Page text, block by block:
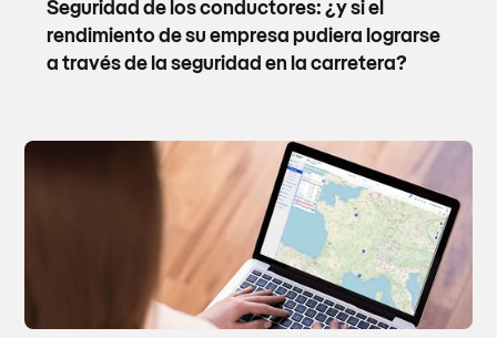
Seguridad de los conductores: ¿y si el
rendimiento de su empresa pudiera lograrse
a través de la seguridad en la carretera?